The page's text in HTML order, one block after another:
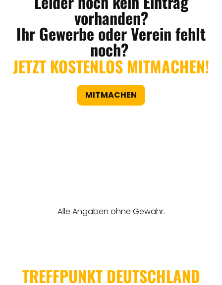
vorhanden?
Ihr Gewerbe oder Verein fehlt
noch?
JETZT KOSTENLOS MITMACHEN!
MITMACHEN